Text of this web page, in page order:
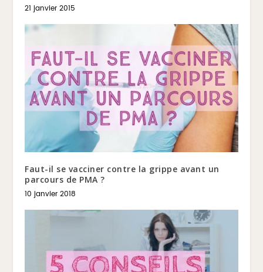
21 janvier 2015
Faut-il se vacciner contre la grippe avant un
parcours de PMA ?
10 janvier 2018